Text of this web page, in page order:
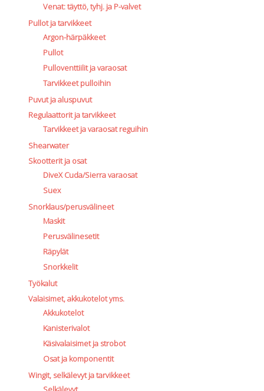
Venat: täyttö, tyhj. ja P-valvet
Pullot ja tarvikkeet
Argon-härpäkkeet
Pullot
Pulloventtiilit ja varaosat
Tarvikkeet pulloihin
Puvut ja aluspuvut
Regulaattorit ja tarvikkeet
Tarvikkeet ja varaosat reguihin
Shearwater
Skootterit ja osat
DiveX Cuda/Sierra varaosat
Suex
Snorklaus/perusvälineet
Maskit
Perusvälinesetit
Räpylät
Snorkkelit
Työkalut
Valaisimet, akkukotelot yms.
Akkukotelot
Kanisterivalot
Käsivalaisimet ja strobot
Osat ja komponentit
Wingit, selkälevyt ja tarvikkeet